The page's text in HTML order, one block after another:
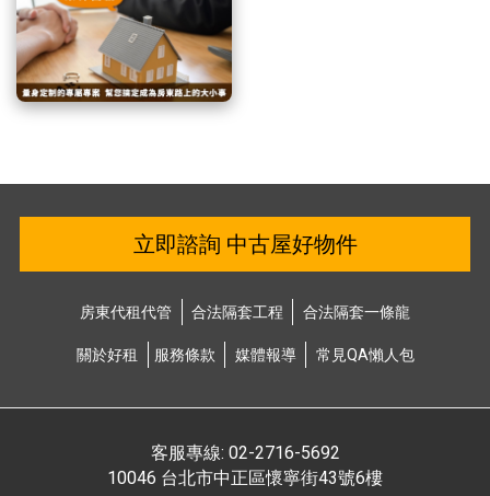
立即諮詢 中古屋好物件
房東代租代管 合法隔套⼯程 合法隔套⼀條龍
關於好租 服務條款 媒體報導 常⾒QA懶⼈包
客服專線: 02-2716-5692
10046 台北市中正區懷寧街43號6樓